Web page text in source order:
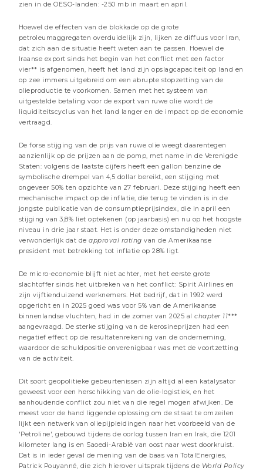
AI: Inferentie en interventie
3 minuten
Bankensector: consolidatie & aanpassing
3 minuten
Beheer commentaren
zien in de OESO-landen: -250 mb in maart en april.
Hoewel de effecten van de blokkade op de grote
petroleumaggregaten overduidelijk zijn, lijken ze diffuus voor Iran,
dat zich aan de situatie heeft weten aan te passen. Hoewel de
Iraanse export sinds het begin van het conflict met een factor
vier** is afgenomen, heeft het land zijn opslagcapaciteit op land en
op zee immers uitgebreid om een abrupte stopzetting van de
olieproductie te voorkomen. Samen met het systeem van
uitgestelde betaling voor de export van ruwe olie wordt de
liquiditeitscyclus van het land langer en de impact op de economie
vertraagd.
De forse stijging van de prijs van ruwe olie weegt daarentegen
aanzienlijk op de prijzen aan de pomp, met name in de Verenigde
Staten: volgens de laatste cijfers heeft een gallon benzine de
symbolische drempel van 4,5 dollar bereikt, een stijging met
ongeveer 50% ten opzichte van 27 februari. Deze stijging heeft een
mechanische impact op de inflatie, die terug te vinden is in de
jongste publicatie van de consumptieprijsindex, die in april een
stijging van 3,8% liet optekenen (op jaarbasis) en nu op het hoogste
niveau in drie jaar staat. Het is onder deze omstandigheden niet
verwonderlijk dat de approval rating van de Amerikaanse
president met betrekking tot inflatie op 28% ligt.
De micro-economie blijft niet achter, met het eerste grote
slachtoffer sinds het uitbreken van het conflict: Spirit Airlines en
zijn vijftienduizend werknemers. Het bedrijf, dat in 1992 werd
opgericht en in 2025 goed was voor 5% van de Amerikaanse
binnenlandse vluchten, had in de zomer van 2025 al chapter 11***
aangevraagd. De sterke stijging van de kerosineprijzen had een
negatief effect op de resultatenrekening van de onderneming,
waardoor de schuldpositie onverenigbaar was met de voortzetting
van de activiteit.
Dit soort geopolitieke gebeurtenissen zijn altijd al een katalysator
geweest voor een herschikking van de olie-logistiek, en het
aanhoudende conflict zou niet van die regel mogen afwijken. De
meest voor de hand liggende oplossing om de straat te omzeilen
lijkt een netwerk van oliepijpleidingen naar het voorbeeld van de
'Petroline', gebouwd tijdens de oorlog tussen Iran en Irak, die 1201
kilometer lang is en Saoedi-Arabië van oost naar west doorkruist.
Dat is in ieder geval de mening van de baas van TotalEnergies,
Patrick Pouyanné, die zich hierover uitsprak tijdens de World Policy